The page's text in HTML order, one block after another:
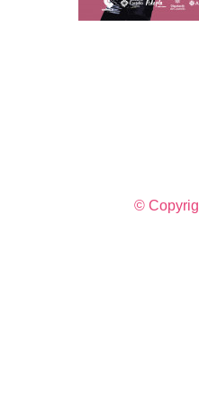
©